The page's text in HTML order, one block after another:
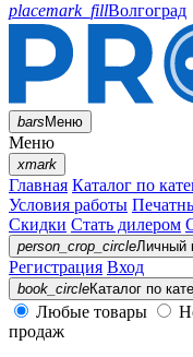
placemark_fillВолгоград
barsМеню
Меню
xmark
Главная Каталог по
Условия работы
Скидки Стать дилером
person_crop_circleЛичный
Регистрация Вход
book_circleКаталог по
Любые товары
продаж